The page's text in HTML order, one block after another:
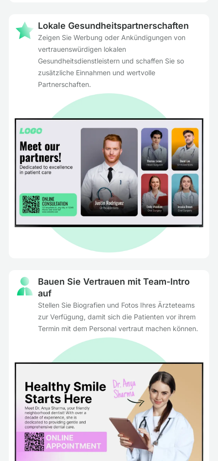
Lokale Gesundheitspartnerschaften
Zeigen Sie Werbung oder Ankündigungen von
vertrauenswürdigen lokalen
Gesundheitsdienstleistern und schaffen Sie so
zusätzliche Einnahmen und wertvolle
Partnerschaften.
Bauen Sie Vertrauen mit Team-Intro
auf
Stellen Sie Biografien und Fotos Ihres Ärzteteams
zur Verfügung, damit sich die Patienten vor ihrem
Termin mit dem Personal vertraut machen können.